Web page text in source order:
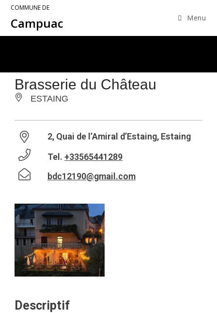
COMMUNE DE
Campuac Menu
Brasserie du Château
ESTAING
2, Quai de l’Amiral d’Estaing, Estaing
Tel. +33565441289
bdc12190@gmail.com
Descriptif